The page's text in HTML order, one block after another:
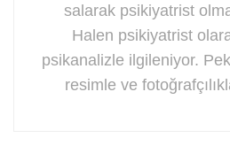
salarak psikiyatrist
Halen psikiyatrist
psikanalizle ilgileniyor.
resimle ve